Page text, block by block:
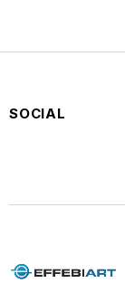
SOCIAL